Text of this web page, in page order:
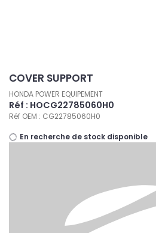
COVER SUPPORT
HONDA POWER EQUIPEMENT
Réf : HOCG22785060H0
Réf OEM : CG22785060H0
En recherche de stock disponible